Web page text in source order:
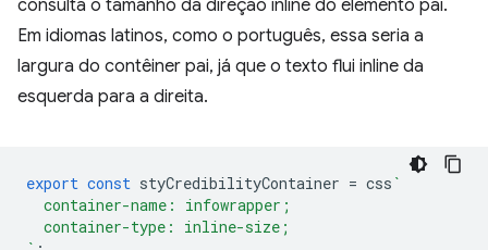
consulta o tamanho da direção inline do elemento pai.
Em idiomas latinos, como o português, essa seria a
largura do contêiner pai, já que o texto flui inline da
esquerda para a direita.
export const styCredibilityContainer = css `
  container-name: infowrapper;
  container-type: inline-size;